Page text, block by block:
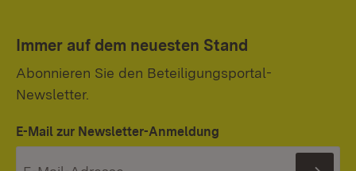
Immer auf dem neuesten Stand
Abonnieren Sie den Beteiligungsportal-
Newsletter.
E-Mail zur Newsletter-Anmeldung